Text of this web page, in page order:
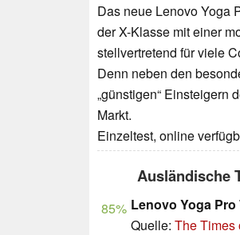
Das neue Lenovo Yoga
der X-Klasse mit einer
stellvertretend für viele
Denn neben den
„günstigen“ Einsteigern
Markt.
Einzeltest, online
Ausländische
85% Lenovo Yoga
Quelle: The Times